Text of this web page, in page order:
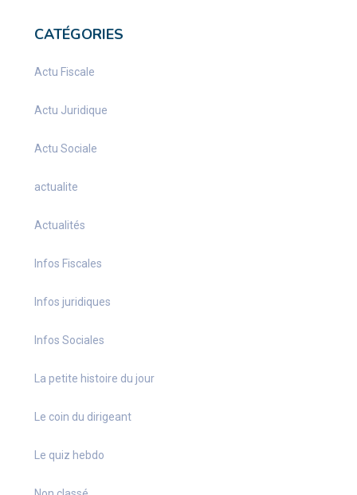
CATÉGORIES
Actu Fiscale
Actu Juridique
Actu Sociale
actualite
Actualités
Infos Fiscales
Infos juridiques
Infos Sociales
La petite histoire du jour
Le coin du dirigeant
Le quiz hebdo